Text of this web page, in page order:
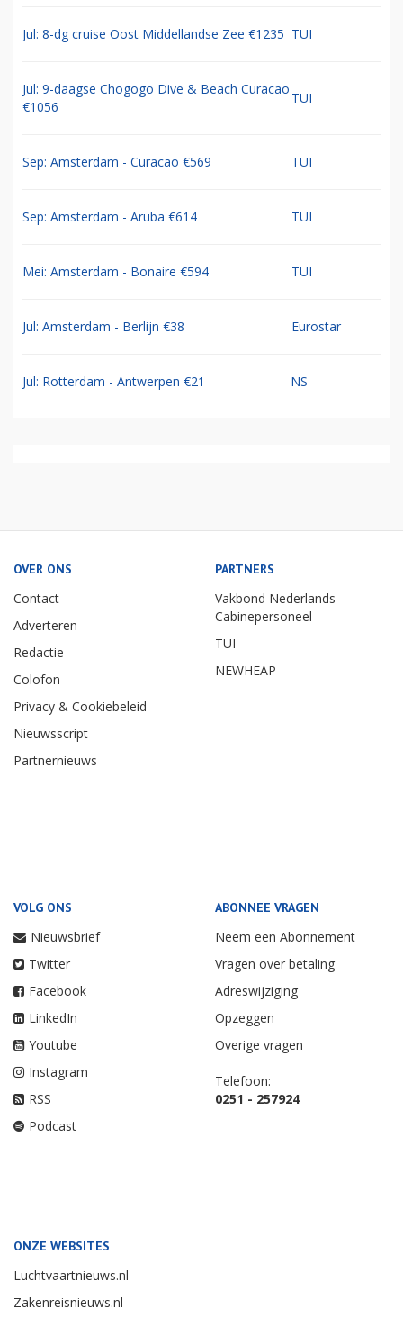
Jul: 8-dg cruise Oost Middellandse Zee €1235 TUI
Jul: 9-daagse Chogogo Dive & Beach Curacao
€1056
TUI
Sep: Amsterdam - Curacao €569 TUI
Sep: Amsterdam - Aruba €614 TUI
Mei: Amsterdam - Bonaire €594 TUI
Jul: Amsterdam - Berlijn €38 Eurostar
Jul: Rotterdam - Antwerpen €21 NS
OVER ONS
Contact
Adverteren
Redactie
Colofon
Privacy & Cookiebeleid
Nieuwsscript
Partnernieuws
PARTNERS
Vakbond Nederlands
Cabinepersoneel
TUI
NEWHEAP
VOLG ONS
Nieuwsbrief
Twitter
Facebook
LinkedIn
Youtube
Instagram
RSS
Podcast
ABONNEE VRAGEN
Neem een Abonnement
Vragen over betaling
Adreswijziging
Opzeggen
Overige vragen
Telefoon:
0251 - 257924
ONZE WEBSITES
Luchtvaartnieuws.nl
Zakenreisnieuws.nl